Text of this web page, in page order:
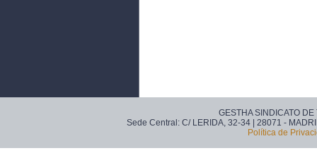
GESTHA SINDICATO
Sede Central: C/ LERIDA, 32-34 | 28071 -
Política de